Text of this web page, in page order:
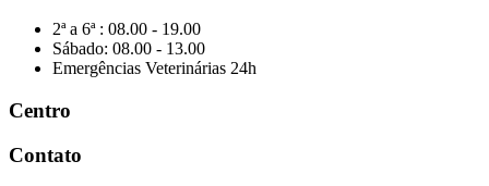
2ª a 6ª : 08.00 - 19.00
Sábado: 08.00 - 13.00
Emergências Veterinárias 24h
Centro
Contato